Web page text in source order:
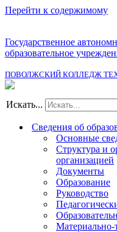
Перейти к содержимому
Государственное
образовательное
ПОВОЛЖСКИЙ КОЛЛЕДЖ
Искать...
Сведения об
Основные
Структура и
организацией
Документы
Образование
Руководство
Материально-